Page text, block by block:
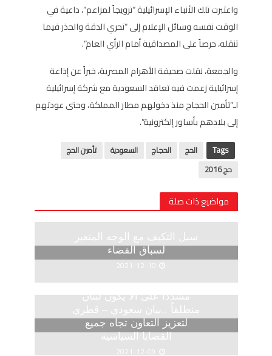
واعتبرت تلك الأنباء الإسرائيلية “ترويجاً لمزاعم”، داعية في
الوقت نفسه وسائل الإعلام إلى “تحري الدقة والحذر فيما
تنقله، حرصاً على المصداقية أمام الرأي العام”.
والجمعة، نقلت صحيفة الأهرام المصرية، خبراً عن إذاعة
إسرائيلية زعمت فيه تعاقد السعودية مع شركة إسرائيلية
لـ”تأمين الحجاج منذ دخولهم مطار المملكة، وحتى عودتهم
إلى بلادهم بأساور إلكترونية”.
Tags الحج الحجاج السعودية
تأمين الحج
حج 2016
مواضيع ذات صلة
سبل التكيف مع الوجه المتغير
لسباق الفضاء
2021-12-10
مشددا على ألا يكون لبنان
منطلقاً ..بيان سعودي – قطري
لتعزيز التعاون تجاه جميع
القضايا السياسية
2021-12-09